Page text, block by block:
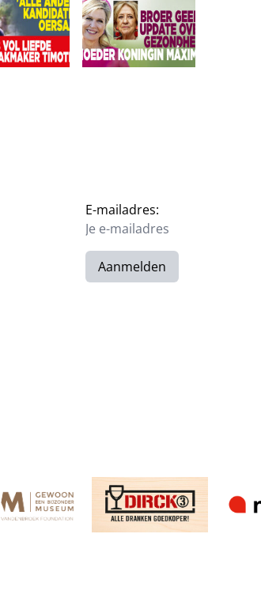
BenB Vol Liefde missen smaakmaker
Broer geeft update over
E-mailadres:
Aanmelden